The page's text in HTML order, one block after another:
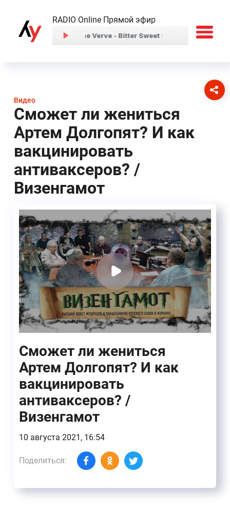
RADIO Online Прямой эфир
Видео
Сможет ли жениться
Артем Долгопят? И как
вакцинировать
антиваксеров? /
Визенгамот
Сможет ли жениться
Артем Долгопят? И как
вакцинировать
антиваксеров? /
Визенгамот
10 августа 2021, 16:54
Поделиться: